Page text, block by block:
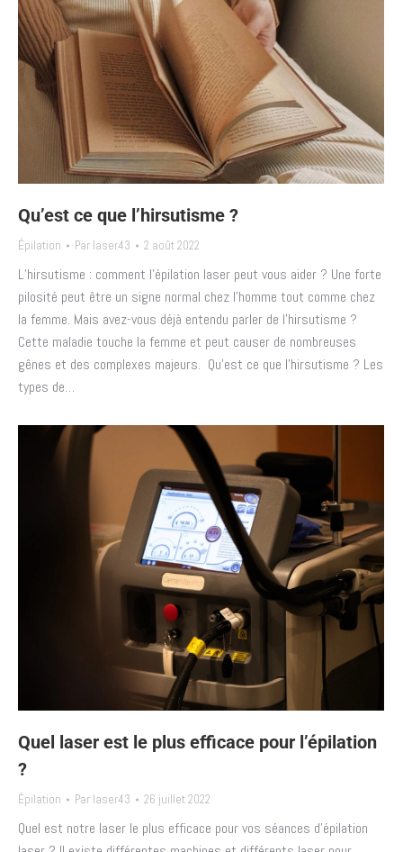
Qu’est ce que l’hirsutisme ?
Épilation Par laser43 2 août 2022
L’hirsutisme : comment l’épilation laser peut vous aider ?​ Une forte
pilosité peut être un signe normal chez l’homme tout comme chez
la femme. Mais avez-vous déjà entendu parler de l’hirsutisme ?
Cette maladie touche la femme et peut causer de nombreuses
gênes et des complexes majeurs. Qu’est ce que l’hirsutisme ? Les
types de…
Quel laser est le plus efficace pour l’épilation
?
Épilation Par laser43 26 juillet 2022
Quel est notre laser le plus efficace pour vos séances d’épilation